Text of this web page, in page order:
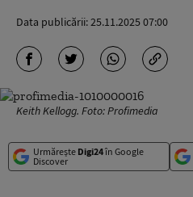
Data publicării:25.11.2025 07:00
Keith Kellogg. Foto: Profimedia
Urmărește Digi24în Google
Discover